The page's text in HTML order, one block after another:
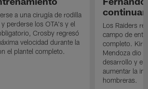
a una cirugía de rodilla
perderse los OTA's y el
Crosby regresó
velocidad durante la
el plantel completo.
Los Raiders
campo de
completo. Kirk
Mendoza dio
desarrollo y el
aumentar la
hombreras.